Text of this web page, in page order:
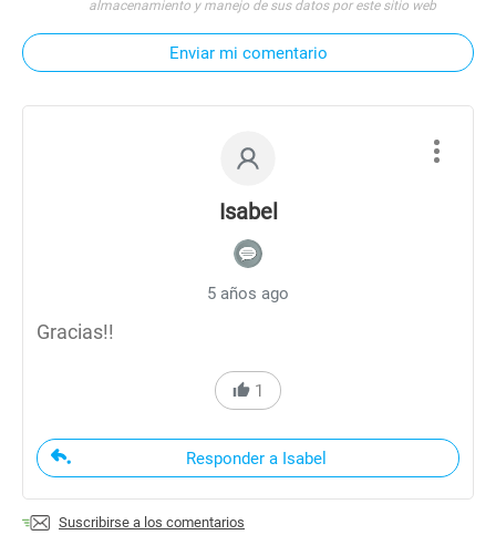
almacenamiento y manejo de sus datos por este sitio web
Enviar mi comentario
Isabel
5 años ago
Gracias!!
1
Responder a Isabel
Suscribirse a los comentarios